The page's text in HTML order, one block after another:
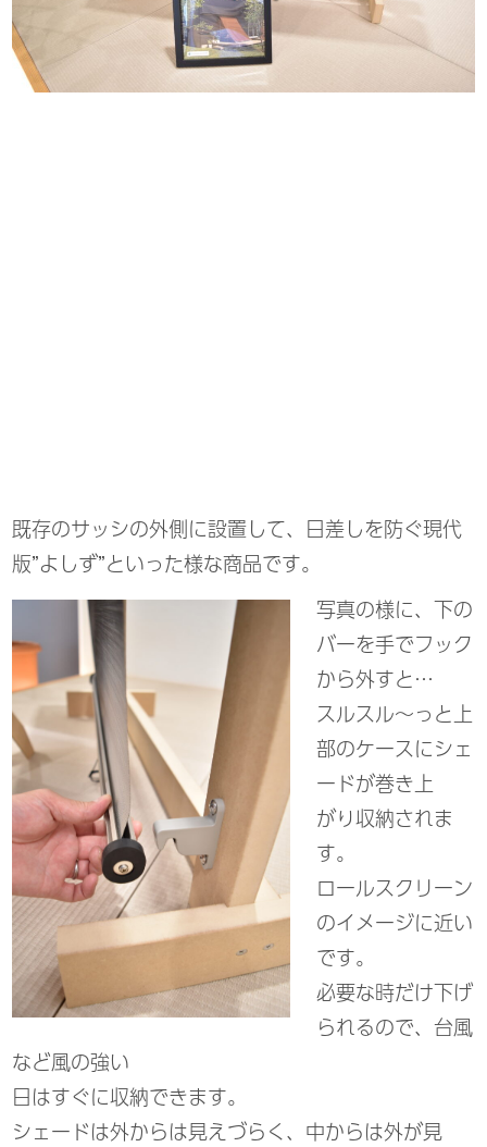
既存のサッシの外側に設置して、日差しを防ぐ現代
版”よしず”といった様な商品です。
写真の様に、下の
バーを手でフック
から外すと…
スルスル～っと上
部のケースにシェ
ードが巻き上
がり収納されま
す。
ロールスクリーン
のイメージに近い
です。
必要な時だけ下げ
られるので、台風
など風の強い
日はすぐに収納できます。
シェードは外からは見えづらく、中からは外が見